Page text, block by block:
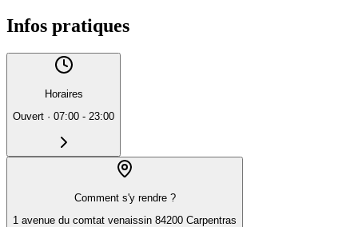
Infos pratiques
Horaires
Ouvert · 07:00 - 23:00
Comment s'y rendre ?
1 avenue du comtat venaissin 84200 Carpentras